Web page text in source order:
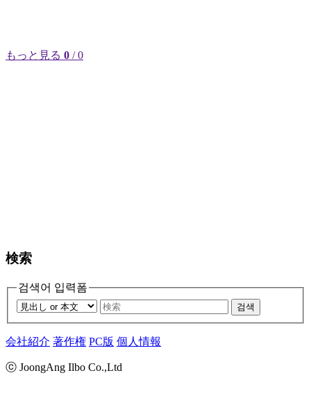
もっと見る 0 / 0
検索
검색어 입력폼
검색
会社紹介 著作権 PC版 個人情報
ⓒ JoongAng Ilbo Co.,Ltd